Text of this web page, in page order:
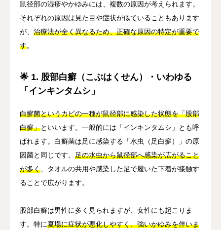
鼠径部の湿疹やかゆみには、複数の原因が考えられます。
それぞれの原因は見た目や症状が似ていることもあります
が、 治療法が全く異なるため、正確な原因の特定が重要で
す。
🌟 1. 股部白癬（こぶはくせん）・いわゆる
「インキンタムシ」
白癬菌というカビの一種が鼠径部に感染した状態を「股部
白癬」といいます。一般的には「インキンタムシ」とも呼
ばれます。白癬菌は足に感染する「水虫（足白癬）」の原
因菌と同じです。 足の水虫から鼠径部へ感染が広がること
が多く 、タオルの共用や感染した足で履いた下着が接触す
ることで広がります。
股部白癬は男性に多く見られますが、女性にも起こりま
す。特に夏場に症状が悪化しやすく、強いかゆみを伴いま